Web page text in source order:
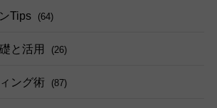
Tips (64)
と活用 (26)
ング術 (87)